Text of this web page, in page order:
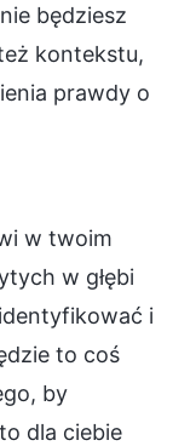
będziesz
kontekstu,
prawdy o
w twoim
w głębi
i
to coś
by
dla ciebie